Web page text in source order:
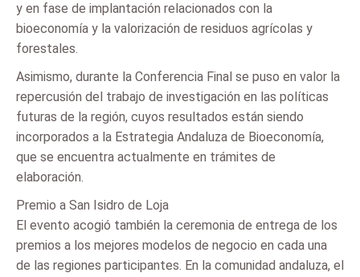
y en fase de implantación relacionados con la
bioeconomía y la valorización de residuos agrícolas y
forestales.
Asimismo, durante la Conferencia Final se puso en valor la
repercusión del trabajo de investigación en las políticas
futuras de la región, cuyos resultados están siendo
incorporados a la Estrategia Andaluza de Bioeconomía,
que se encuentra actualmente en trámites de
elaboración.
Premio a San Isidro de Loja
El evento acogió también la ceremonia de entrega de los
premios a los mejores modelos de negocio en cada una
de las regiones participantes. En la comunidad andaluza, el